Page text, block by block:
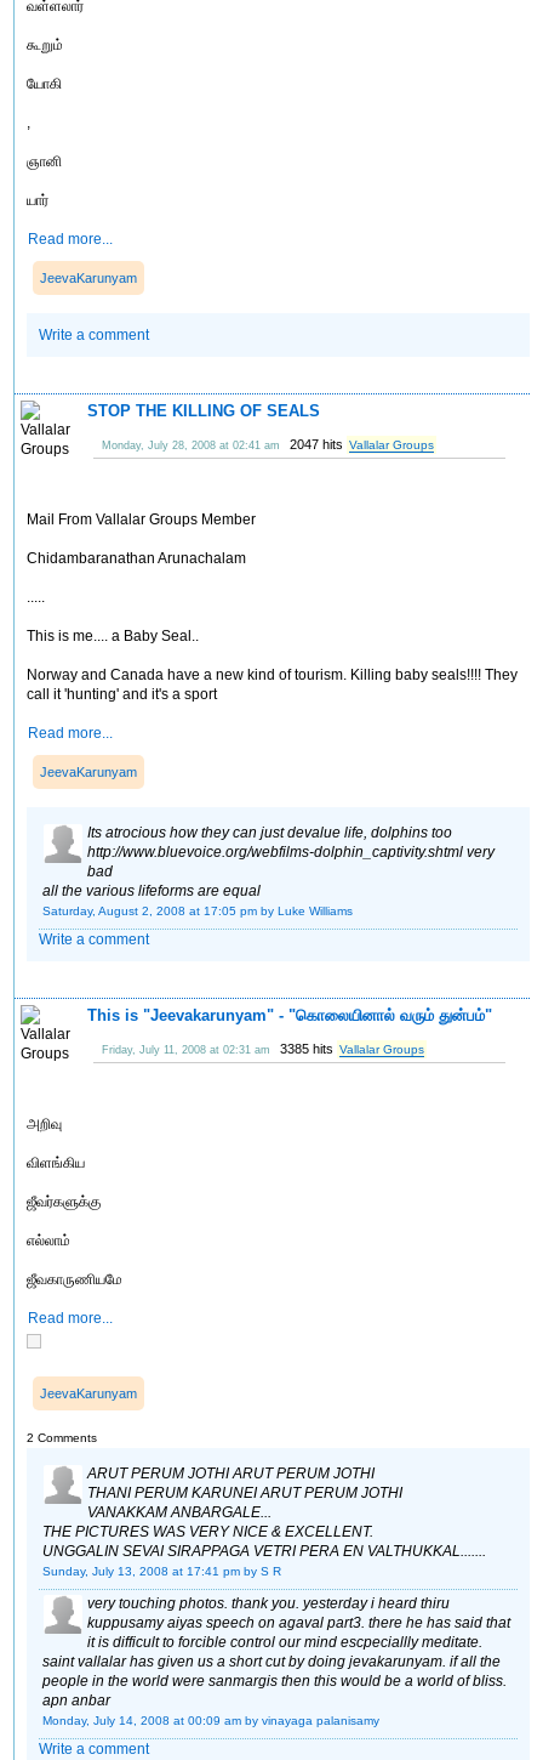
வள்ளலார்
கூறும்
யோகி
ஞானி
யார்
Read more...
JeevaKarunyam
Write a comment
STOP THE KILLING OF SEALS
Monday, July 28, 2008 at 02:41 am 2047 hits Vallalar Groups
Mail From Vallalar Groups Member
Chidambaranathan Arunachalam
This is me.... a Baby Seal..
Norway and Canada have a new kind of tourism. Killing baby seals!!!! They
call it 'hunting' and it's a sport
Read more...
JeevaKarunyam
Its atrocious how they can just devalue life, dolphins too
http://www.bluevoice.org/webfilms-dolphin_captivity.shtml very
bad
all the various lifeforms are equal
Saturday, August 2, 2008 at 17:05 pm by Luke Williams
Write a comment
This is "Jeevakarunyam" - "கொலையினால் வரும் துன்பம்"
Friday, July 11, 2008 at 02:31 am 3385 hits Vallalar Groups
அறிவு
விளங்கிய
ஜீவர்களுக்கு
எல்லாம்
ஜீவகாருணியமே
Read more...
JeevaKarunyam
2 Comments
ARUT PERUM JOTHI ARUT PERUM JOTHI
THANI PERUM KARUNEI ARUT PERUM JOTHI
VANAKKAM ANBARGALE...
THE PICTURES WAS VERY NICE & EXCELLENT.
UNGGALIN SEVAI SIRAPPAGA VETRI PERA EN VALTHUKKAL.......
Sunday, July 13, 2008 at 17:41 pm by S R
very touching photos. thank you. yesterday i heard thiru
kuppusamy aiyas speech on agaval part3. there he has said that
it is difficult to forcible control our mind escpeciallly meditate.
saint vallalar has given us a short cut by doing jevakarunyam. if all the
people in the world were sanmargis then this would be a world of bliss.
apn anbar
Monday, July 14, 2008 at 00:09 am by vinayaga palanisamy
Write a comment